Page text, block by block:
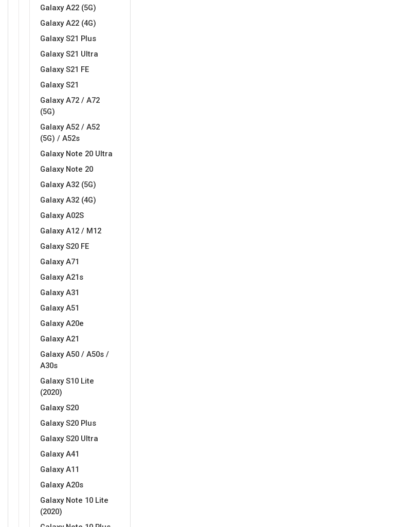
Galaxy A22 (5G)
Galaxy A22 (4G)
Galaxy S21 Plus
Galaxy S21 Ultra
Galaxy S21 FE
Galaxy S21
Galaxy A72 / A72
(5G)
Galaxy A52 / A52
(5G) / A52s
Galaxy Note 20 Ultra
Galaxy Note 20
Galaxy A32 (5G)
Galaxy A32 (4G)
Galaxy A02S
Galaxy A12 / M12
Galaxy S20 FE
Galaxy A71
Galaxy A21s
Galaxy A31
Galaxy A51
Galaxy A20e
Galaxy A21
Galaxy A50 / A50s /
A30s
Galaxy S10 Lite
(2020)
Galaxy S20
Galaxy S20 Plus
Galaxy S20 Ultra
Galaxy A41
Galaxy A11
Galaxy A20s
Galaxy Note 10 Lite
(2020)
Mandale / Cvjetni motivi
MarbleMania
Crtani filmovi
Obiteljski motivi